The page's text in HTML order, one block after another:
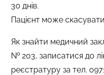
30 днів.
Пацієнт може
Як знайти медичний
№ 203, записатися до
реєстратуру за тел.